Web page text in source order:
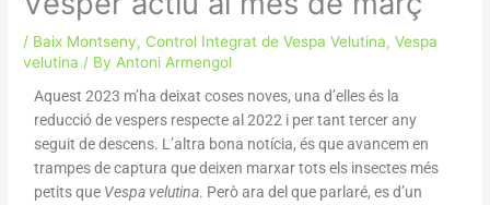
/ Baix Montseny, Control Integrat de Vespa Velutina,Vespa
velutina / By Antoni Armengol
Aquest 2023 m’ha deixat coses noves, una d’elles és la
reducció de vespers respecte al 2022 i per tant tercer any
seguit de descens. L’altra bona notícia, és que avancem en
trampes de captura que deixen marxar tots els insectes més
petits que Vespa velutina. Però ara del que parlaré, es d’un